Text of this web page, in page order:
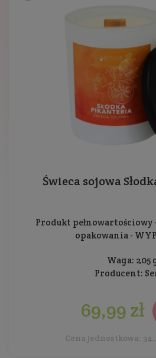
Świeca sojowa
Produkt
opakowania -
Waga: 205
Producent:
69,99 zł
Cena jednostkowa: